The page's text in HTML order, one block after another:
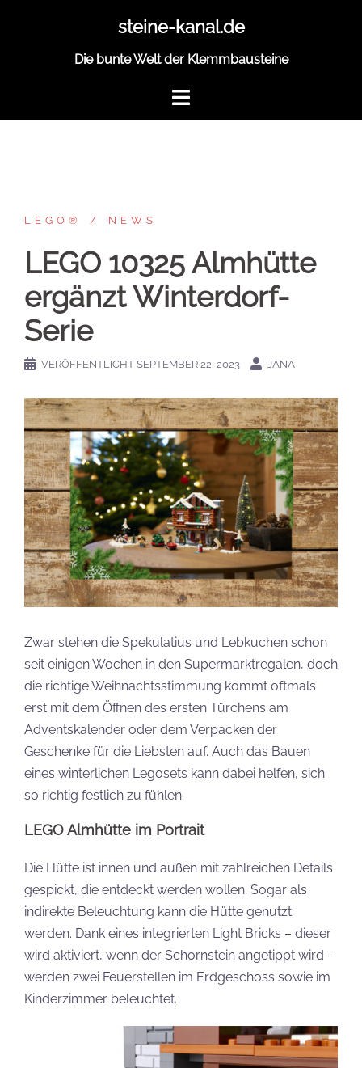
steine-kanal.de
Die bunte Welt der Klemmbausteine
LEGO® NEWS
LEGO 10325 Almhütte
ergänzt Winterdorf-
Serie
VERÖFFENTLICHT SEPTEMBER 22, 2023 JANA
Zwar stehen die Spekulatius und Lebkuchen schon
seit einigen Wochen in den Supermarktregalen, doch
die richtige Weihnachtsstimmung kommt oftmals
erst mit dem Öffnen des ersten Türchens am
Adventskalender oder dem Verpacken der
Geschenke für die Liebsten auf. Auch das Bauen
eines winterlichen Legosets kann dabei helfen, sich
so richtig festlich zu fühlen.
LEGO Almhütte im Portrait
Die Hütte ist innen und außen mit zahlreichen Details
gespickt, die entdeckt werden wollen. Sogar als
indirekte Beleuchtung kann die Hütte genutzt
werden. Dank eines integrierten Light Bricks – dieser
wird aktiviert, wenn der Schornstein angetippt wird –
werden zwei Feuerstellen im Erdgeschoss sowie im
Kinderzimmer beleuchtet.